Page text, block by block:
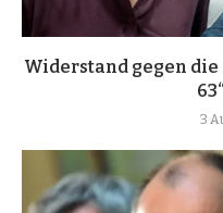
Widerstand gegen
3